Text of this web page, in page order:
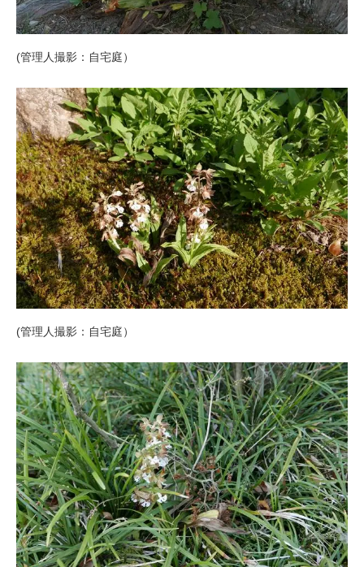
(管理人撮影：自宅庭）
(管理人撮影：自宅庭）